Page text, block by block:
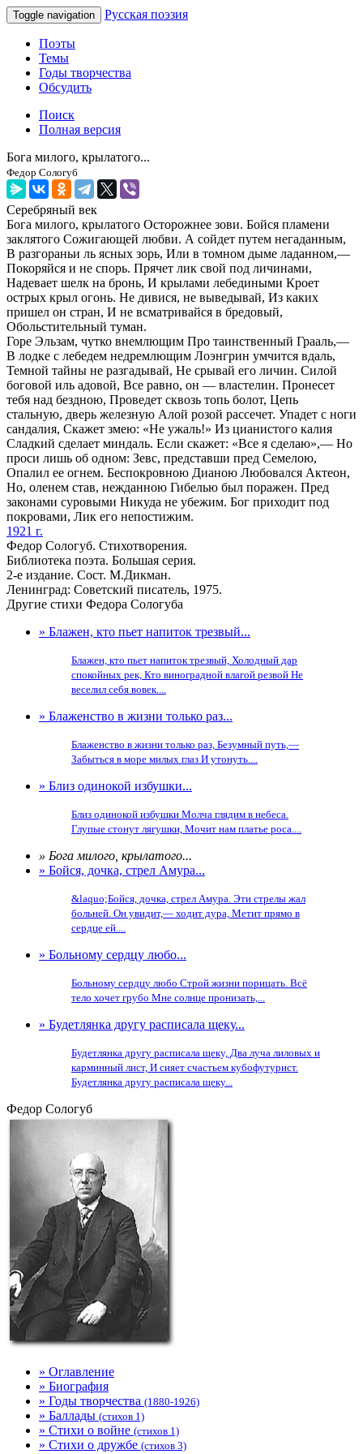
Toggle navigation Русская поэзия
Поэты
Темы
Годы творчества
Обсудить
Поиск
Полная версия
Бога милого, крылатого...
Федор Сологуб
Серебряный век
Бога милого, крылатого Осторожнее зови. Бойся пламени
заклятого Сожигающей любви. А сойдет путем негаданным,
В разгораньи ль ясных зорь, Или в томном дыме ладанном,—
Покоряйся и не спорь. Прячет лик свой под личинами,
Надевает шелк на бронь, И крылами лебедиными Кроет
острых крыл огонь. Не дивися, не выведывай, Из каких
пришел он стран, И не всматривайся в бредовый,
Обольстительный туман.
Горе Эльзам, чутко внемлющим Про таинственный Грааль,—
В лодке с лебедем недремлющим Лоэнгрин умчится вдаль,
Темной тайны не разгадывай, Не срывай его личин. Силой
боговой иль адовой, Все равно, он — властелин. Пронесет
тебя над бездною, Проведет сквозь топь болот, Цепь
стальную, дверь железную Алой розой рассечет. Упадет с ноги
сандалия, Скажет змею: «Не ужаль!» Из цианистого калия
Сладкий сделает миндаль. Если скажет: «Все я сделаю»,— Но
проси лишь об одном: Зевс, представши пред Семелою,
Опалил ее огнем. Беспокровною Дианою Любовался Актеон,
Но, оленем став, нежданною Гибелью был поражен. Пред
законами суровыми Никуда не убежим. Бог приходит под
покровами, Лик его непостижим.
1921 г.
Федор Сологуб. Стихотворения.
Библиотека поэта. Большая серия.
2-е издание. Сост. М.Дикман.
Ленинград: Советский писатель, 1975.
Другие стихи Федора Сологуба
» Блажен, кто пьет напиток трезвый...
Блажен, кто пьет напиток трезвый, Холодный дар
спокойных рек, Кто виноградной влагой резвой Не
веселил себя вовек....
» Блаженство в жизни только раз...
Блаженство в жизни только раз, Безумный путь,—
Забыться в море милых глаз И утонуть....
» Близ одинокой избушки...
Близ одинокой избушки Молча глядим в небеса.
Глупые стонут лягушки, Мочит нам платье роса....
» Бога милого, крылатого...
» Бойся, дочка, стрел Амура...
&laquo;Бойся, дочка, стрел Амура. Эти стрелы жал
больней. Он увидит,— ходит дура, Метит прямо в
сердце ей....
» Больному сердцу любо...
Больному сердцу любо Строй жизни порицать. Всё
тело хочет грубо Мне солнце пронизать,...
» Будетлянка другу расписала щеку...
Будетлянка другу расписала щеку, Два луча лиловых и
карминный лист, И сияет счастьем кубофутурист.
Будетлянка другу расписала щеку...
Федор Сологуб
» Оглавление
» Биография
» Годы творчества (1880-1926)
» Баллады (стихов 1)
» Стихи о войне (стихов 1)
» Стихи о дружбе (стихов 3)